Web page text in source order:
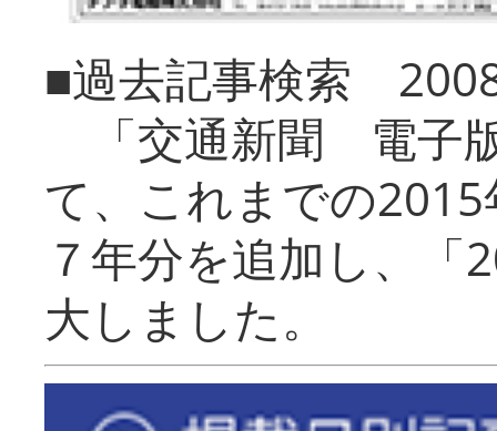
■過去記事検索
「交通新聞 電子
て、これまでの
７年分を追加し、「
大しまし